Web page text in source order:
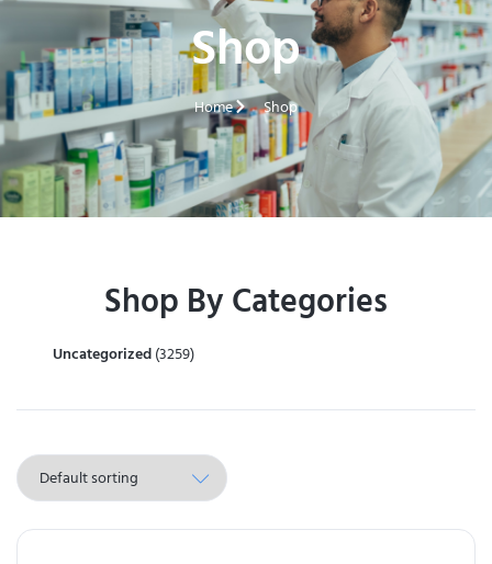
Shop
Home Shop
Shop By Categories
Uncategorized(3259)